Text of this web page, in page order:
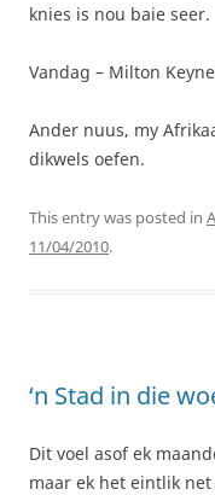
knies is nou baie seer.
Vandag – Milton
Ander nuus, my
dikwels oefen.
This entry was posted in
11/04/2010.
‘n Stad in die
Dit voel asof ek
maar ek het eintlik